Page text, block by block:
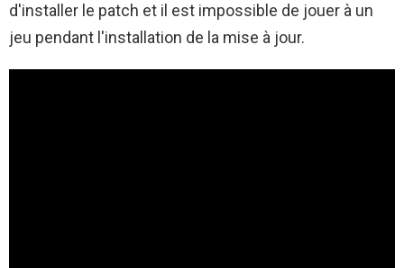
d'installer le patch et il est impossible de jouer à un
jeu pendant l'installation de la mise à jour.